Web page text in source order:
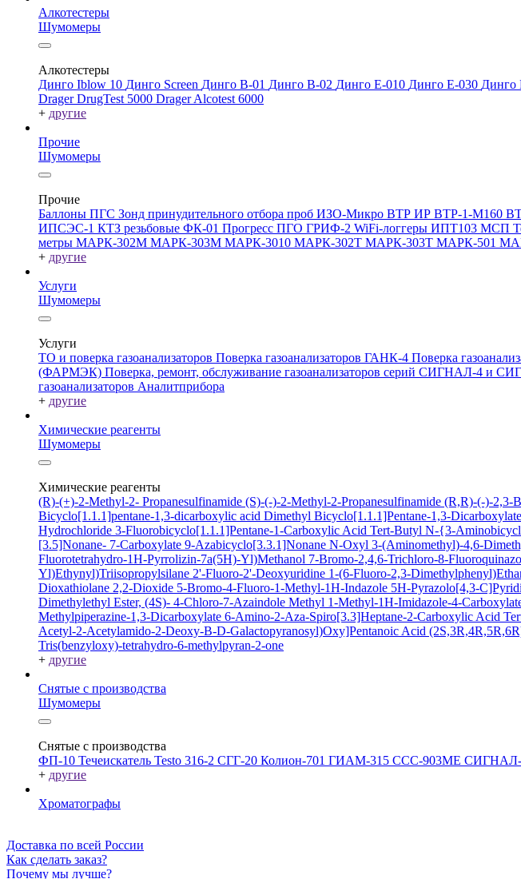
Алкотестеры
Шумомеры
Алкотестеры
Динго Iblow 10 Динго Screen Динго В-01 Динго В-02 Динго Е-010 Динго Е-030 Динго
Drager DrugTest 5000 Drager Alcotest 6000
+ другие
Прочие
Шумомеры
Прочие
Баллоны ПГС Зонд принудительного отбора проб ИЗО-Микро ВТР ИР ВТР-1-М160
ИПСЭС-1 КТЗ резьбовые ФК-01 Прогресс ПГО ГРИФ-2 WiFi-логгеры ИПТ103 МСП
метры МАРК-302М МАРК-303М МАРК-3010 МАРК-302Т МАРК-303Т МАРК-501
+ другие
Услуги
Шумомеры
Услуги
ТО и поверка газоанализаторов Поверка газоанализаторов ГАНК-4 Поверка
(ФАРМЭК) Поверка, ремонт, обслуживание газоанализаторов серий СИГНАЛ-4 и
газоанализаторов Аналитприбора
+ другие
Химические реагенты
Шумомеры
Химические реагенты
(R)-(+)-2-Methyl-2- Propanesulfinamide (S)-(-)-2-Methyl-2-Propanesulfinamide (R,R)-(-)-2,3-
Bicyclo[1.1.1]pentane-1,3-dicarboxylic acid Dimethyl Bicyclo[1.1.1]Pentane-1,3-Dicarboxylate
Hydrochloride 3-Fluorobicyclo[1.1.1]Pentane-1-Carboxylic Acid Tert-Butyl N-{3-
[3.5]Nonane- 7-Carboxylate 9-Azabicyclo[3.3.1]Nonane N-Oxyl 3-(Aminomethyl)-4,6-
Fluorotetrahydro-1H-Pyrrolizin-7a(5H)-Yl)Methanol 7-Bromo-2,4,6-Trichloro-8-
Yl)Ethynyl)Triisopropylsilane 2'-Fluoro-2'-Deoxyuridine 1-(6-Fluoro-2,3-
Dioxathiolane 2,2-Dioxide 5-Bromo-4-Fluoro-1-Methyl-1H-Indazole 5H-Pyrazolo[4,3-
Dimethylethyl Ester, (4S)- 4-Chloro-7-Azaindole Methyl 1-Methyl-1H-Imidazole-4-
Methylpiperazine-1,3-Dicarboxylate 6-Amino-2-Aza-Spiro[3.3]Heptane-2-Carboxylic Acid
Acetyl-2-Acetylamido-2-Deoxy-B-D-Galactopyranosyl)Oxy]Pentanoic Acid
Tris(benzyloxy)-tetrahydro-6-methylpyran-2-one
+ другие
Снятые с производства
Шумомеры
Снятые с производства
ФП-10 Течеискатель Testo 316-2 СГГ-20 Колион-701 ГИАМ-315 ССС-903МЕ СИГНАЛ-
+ другие
Хроматографы
Доставка по всей России
Как сделать заказ?
Почему мы лучше?